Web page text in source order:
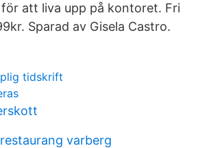
att liva upp på kontoret. Fri
Sparad av Gisela Castro.
tidskrift
varberg